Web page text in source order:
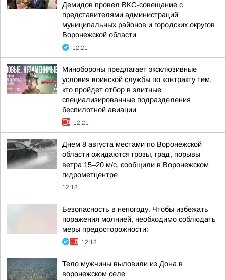
Демидов провел ВКС-совещание с
представителями администраций
муниципальных районов и городских округов
Воронежской области
12:21
Минобороны предлагает эксклюзивные
условия воинской службы по контракту тем,
кто пройдет отбор в элитные
специализированные подразделения
беспилотной авиации
12:21
Днем 8 августа местами по Воронежской
области ожидаются грозы, град, порывы
ветра 15–20 м/с, сообщили в Воронежском
гидрометцентре
12:18
Безопасность в непогоду. Чтобы избежать
поражения молнией, необходимо соблюдать
меры предосторожности:
12:18
Тело мужчины выловили из Дона в
воронежском селе